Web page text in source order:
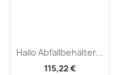
Hailo Abfallbehälter...
115,22 €